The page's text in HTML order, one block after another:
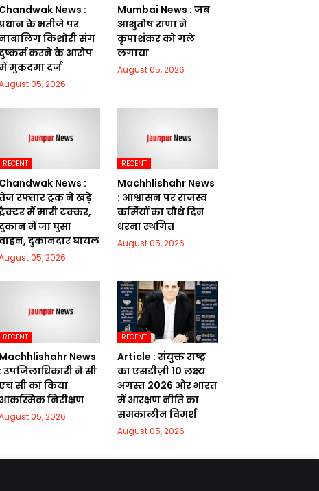
Chandwak News :
के भतीजे पर
किशोरी संग
करने के आरोप
मुकदमा दर्ज
05, 2026
Mumbai News : जब
आशुतोष राणा ने
कृपाशंकर को गले
लगाया
August 05, 2026
RECENT
Chandwak News :
रफ्तार ट्रक ने खड़े
में मारी टक्कर,
में जा घुसा
दुकानदार घायल
05, 2026
RECENT
Machhlishahr News
: आश्वासन पर राजस्व
कर्मियों का चौथे दिन
धरना स्थगित
August 05, 2026
RECENT
Machhlishahr News
: उपजिलाधिकारी ने सी
सी का किया
आकस्मिक निरीक्षण
05, 2026
RECENT
Article : संयुक्त राष्ट्र
का एसडीज़ी 10 लक्ष्य
अगस्त 2026 और भारत
में आरक्षण नीति का
समकालीन विमर्श
August 05, 2026